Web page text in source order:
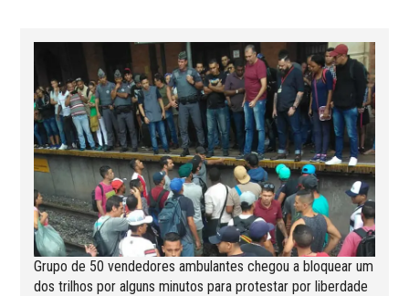
Grupo de 50 vendedores ambulantes chegou a bloquear um
dos trilhos por alguns minutos para protestar por liberdade